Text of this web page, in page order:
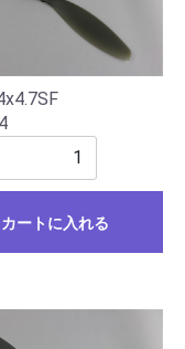
カートに入れる